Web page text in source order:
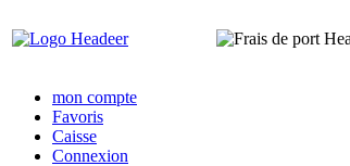
mon compte
Favoris
Caisse
Connexion